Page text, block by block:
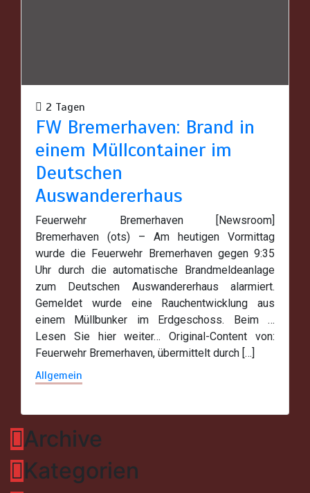
2 Tagen
FW Bremerhaven: Brand in
einem Müllcontainer im
Deutschen
Auswandererhaus
Feuerwehr Bremerhaven [Newsroom]
Bremerhaven (ots) – Am heutigen Vormittag
wurde die Feuerwehr Bremerhaven gegen 9:35
Uhr durch die automatische Brandmeldeanlage
zum Deutschen Auswandererhaus alarmiert.
Gemeldet wurde eine Rauchentwicklung aus
einem Müllbunker im Erdgeschoss. Beim …
Lesen Sie hier weiter… Original-Content von:
Feuerwehr Bremerhaven, übermittelt durch […]
Allgemein
Archive
Kategorien